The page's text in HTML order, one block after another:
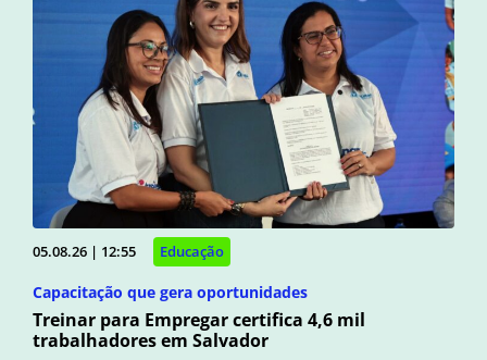
05.08.26 | 12:55 Educação
Capacitação que gera oportunidades
Treinar para Empregar certifica 4,6 mil
trabalhadores em Salvador